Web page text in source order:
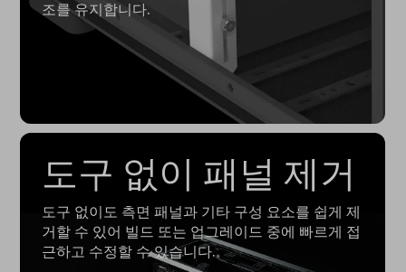
도구 없이 패널 제거
도구 없이도 측면 패널과 기타 구성 요소를 쉽게 제
거할 수 있어 빌드 또는 업그레이드 중에 빠르게 접
근하고 수정할 수 있습니다.
조를 유지합니다.